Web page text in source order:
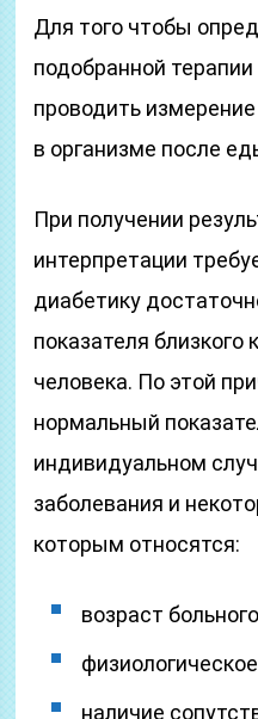
Для того чтобы
подобранной
проводить
в организме после
При получении
интерпретации
диабетику
показателя близкого
человека. По этой
нормальный
индивидуальном
заболевания и
которым относятся:
возраст
наличие